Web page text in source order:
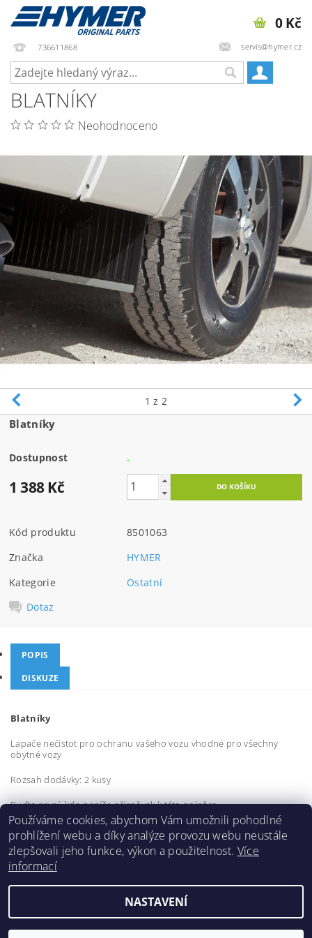
736611868 servis@hymer.cz
0 Kč
BLATNÍKY
Neohodnoceno
1 z 2
Blatníky
Dostupnost .
1 388 Kč
Kód produktu
8501063
Značka
HYMER
Kategorie
Ostatní
Dotaz
POPIS
DISKUZE
Blatníky
Lapače nečistot pro ochranu vašeho vozu vhodné pro všechny
obytné vozy
Rozsah dodávky: 2 kusy
Buďte první, kdo napíše příspěvek k této položce.
Přidat komentář
2026 ©Hymer Original, všechna práva vyhrazena
Používáme cookies, abychom Vám umožnili pohodlné
prohlížení webu a díky analýze provozu webu neustále
zlepšovali jeho funkce, výkon a použitelnost. Více
informací
NASTAVENÍ